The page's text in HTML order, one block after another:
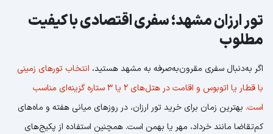
تور ارزان مشهد؛ سفری اقتصادی با کیفیت
مطلوب
اگر به‌دنبال سفری مقرون‌به‌صرفه به مشهد هستید، انتخاب تورهای زمینی
با قطار یا اتوبوس و اقامت در هتل‌های 2 یا 3 ستاره گزینه‌ای مناسب
است. بهترین زمان برای خرید تور ارزان، در روزهای میانی هفته و ماه‌های
کم‌تقاضا مانند خرداد، مهر یا بهمن است. همچنین استفاده از پکیج‌های